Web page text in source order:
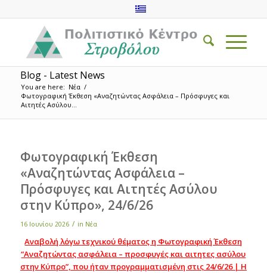
Blog - Latest News
You are here: Νέα /
Φωτογραφική Έκθεση «Αναζητώντας Ασφάλεια – Πρόσφυγες και
Αιτητές Ασύλου...
Φωτογραφική Έκθεση
«Αναζητώντας Ασφάλεια –
Πρόσφυγες και Αιτητές Ασύλου
στην Κύπρο», 24/6/26
16 Ιουνίου 2026 / in Νέα
Αναβολή λόγω τεχνικού θέματος η Φωτογραφική Έκθεση
“Αναζητώντας ασφάλεια – προσφυγές και αιτητες ασύλου
στην Κύπρο”, που ήταν προγραμματισμένη στις 24/6/26 | Η